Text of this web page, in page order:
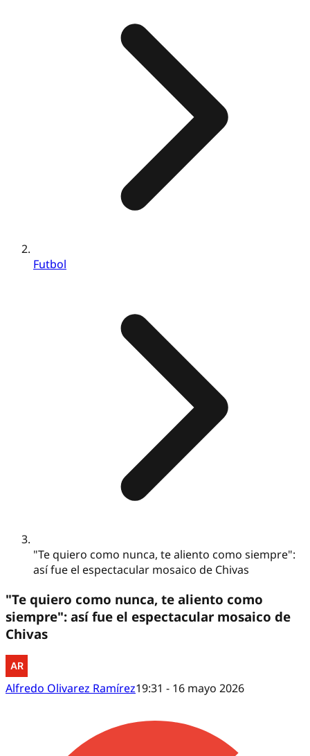
Futbol
"Te quiero como nunca, te aliento como siempre":
así fue el espectacular mosaico de Chivas
"Te quiero como nunca, te aliento como
siempre": así fue el espectacular mosaico de
Chivas
Alfredo Olivarez Ramírez19:31 - 16 mayo 2026